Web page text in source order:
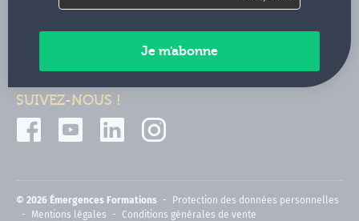
Contactez-nous
Paiements sécurisés
SUIVEZ-NOUS !
© 2026 Émergences Formations
Protection des données personnelles
Mentions légales
Conditions générales de vente